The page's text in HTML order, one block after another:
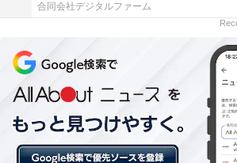
特に、スイーツブッフェの会場「ル
1階と2階にあり、いまや大阪を代表す
ストロとして知られる。床のモザイク
テラスもあって、大阪にいながらパリ
る。
合同会社デジタルファーム